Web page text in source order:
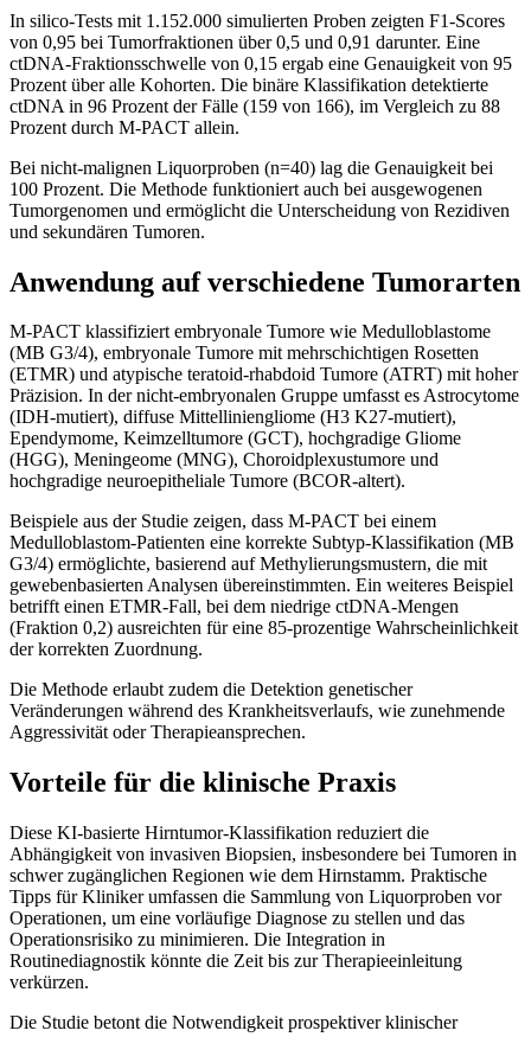
In silico-Tests mit 1.152.000 simulierten Proben zeigten F1-Scores
von 0,95 bei Tumorfraktionen über 0,5 und 0,91 darunter. Eine
ctDNA-Fraktionsschwelle von 0,15 ergab eine Genauigkeit von 95
Prozent über alle Kohorten. Die binäre Klassifikation detektierte
ctDNA in 96 Prozent der Fälle (159 von 166), im Vergleich zu 88
Prozent durch M-PACT allein.
Bei nicht-malignen Liquorproben (n=40) lag die Genauigkeit bei
100 Prozent. Die Methode funktioniert auch bei ausgewogenen
Tumorgenomen und ermöglicht die Unterscheidung von Rezidiven
und sekundären Tumoren.
Anwendung auf verschiedene Tumorarten
M-PACT klassifiziert embryonale Tumore wie Medulloblastome
(MB G3/4), embryonale Tumore mit mehrschichtigen Rosetten
(ETMR) und atypische teratoid-rhabdoid Tumore (ATRT) mit hoher
Präzision. In der nicht-embryonalen Gruppe umfasst es Astrocytome
(IDH-mutiert), diffuse Mittelliniengliome (H3 K27-mutiert),
Ependymome, Keimzelltumore (GCT), hochgradige Gliome
(HGG), Meningeome (MNG), Choroidplexustumore und
hochgradige neuroepitheliale Tumore (BCOR-altert).
Beispiele aus der Studie zeigen, dass M-PACT bei einem
Medulloblastom-Patienten eine korrekte Subtyp-Klassifikation (MB
G3/4) ermöglichte, basierend auf Methylierungsmustern, die mit
gewebenbasierten Analysen übereinstimmten. Ein weiteres Beispiel
betrifft einen ETMR-Fall, bei dem niedrige ctDNA-Mengen
(Fraktion 0,2) ausreichten für eine 85-prozentige Wahrscheinlichkeit
der korrekten Zuordnung.
Die Methode erlaubt zudem die Detektion genetischer
Veränderungen während des Krankheitsverlaufs, wie zunehmende
Aggressivität oder Therapieansprechen.
Vorteile für die klinische Praxis
Diese KI-basierte Hirntumor-Klassifikation reduziert die
Abhängigkeit von invasiven Biopsien, insbesondere bei Tumoren in
schwer zugänglichen Regionen wie dem Hirnstamm. Praktische
Tipps für Kliniker umfassen die Sammlung von Liquorproben vor
Operationen, um eine vorläufige Diagnose zu stellen und das
Operationsrisiko zu minimieren. Die Integration in
Routinediagnostik könnte die Zeit bis zur Therapieeinleitung
verkürzen.
Die Studie betont die Notwendigkeit prospektiver klinischer